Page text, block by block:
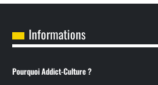
Informations
Pourquoi Addict-Culture ?